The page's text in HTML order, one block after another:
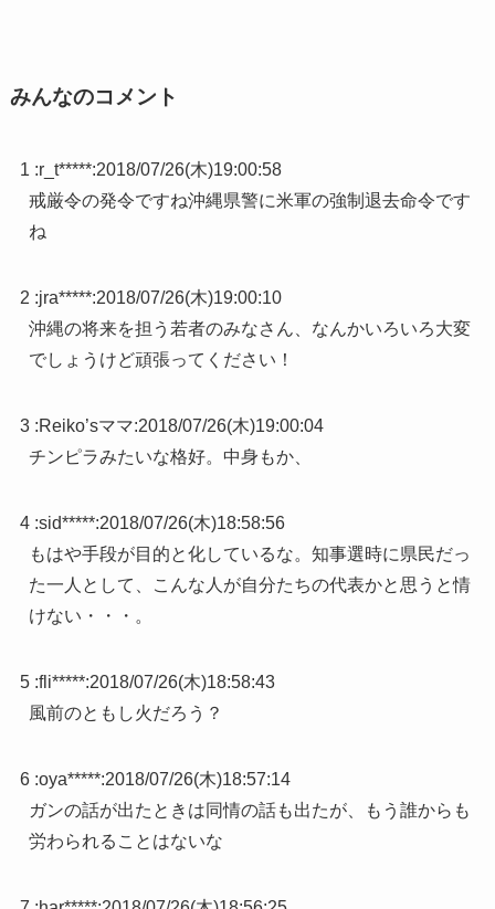
みんなのコメント
1 :r_t*****:2018/07/26(木)19:00:58
戒厳令の発令ですね沖縄県警に米軍の強制退去命令です
ね
2 :jra*****:2018/07/26(木)19:00:10
沖縄の将来を担う若者のみなさん、なんかいろいろ大変
でしょうけど頑張ってください！
3 :Reiko’sママ:2018/07/26(木)19:00:04
チンピラみたいな格好。中身もか、
4 :sid*****:2018/07/26(木)18:58:56
もはや手段が目的と化しているな。知事選時に県民だっ
た一人として、こんな人が自分たちの代表かと思うと情
けない・・・。
5 :fli*****:2018/07/26(木)18:58:43
風前のともし火だろう？
6 :oya*****:2018/07/26(木)18:57:14
ガンの話が出たときは同情の話も出たが、もう誰からも
労わられることはないな